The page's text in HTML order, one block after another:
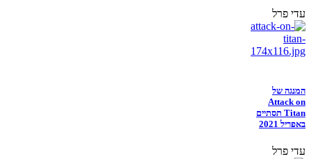
עדי פרל
המנגה של
Attack on
Titan תסתיים
באפריל 2021
עדי פרל